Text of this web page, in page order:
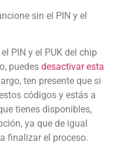
PIN y el PUK del chip
puedes desactivar esta
ten presente que si
códigos y estás a
tienes disponibles,
ya que de igual
finalizar el proceso.